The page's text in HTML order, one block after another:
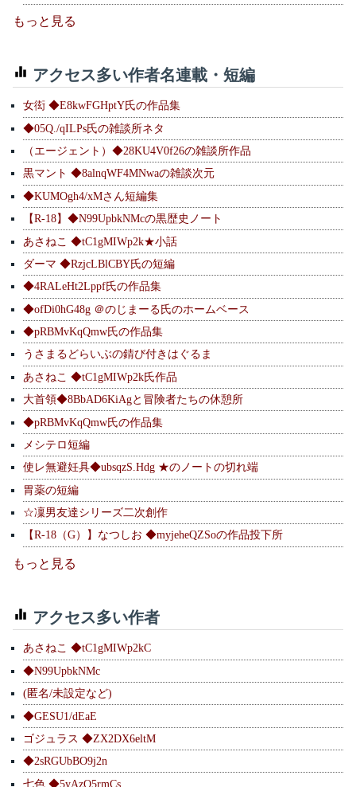
もっと見る
アクセス多い作者名連載・短編
女衒 ◆E8kwFGHptY氏の作品集
◆05Q./qILPs氏の雑談所ネタ
（エージェント）◆28KU4V0f26の雑談所作品
黒マント ◆8alnqWF4MNwaの雑談次元
◆KUMOgh4/xMさん短編集
【R-18】◆N99UpbkNMcの黒歴史ノート
あさねこ ◆tC1gMIWp2k★小話
ダーマ ◆RzjcLBlCBY氏の短編
◆4RALeHt2Lppf氏の作品集
◆ofDi0hG48g ＠のじまーる氏のホームベース
◆pRBMvKqQmw氏の作品集
うさまるどらいぶの錆び付きはぐるま
あさねこ ◆tC1gMIWp2k氏作品
大首領◆8BbAD6KiAgと冒険者たちの休憩所
◆pRBMvKqQmw氏の作品集
メシテロ短編
使レ無避妊具◆ubsqzS.Hdg ★のノートの切れ端
胃薬の短編
☆凜男友達シリーズ二次創作
【R-18（G）】なつしお ◆myjeheQZSoの作品投下所
もっと見る
アクセス多い作者
あさねこ ◆tC1gMIWp2kC
◆N99UpbkNMc
(匿名/未設定など)
◆GESU1/dEaE
ゴジュラス ◆ZX2DX6eltM
◆2sRGUbBO9j2n
七色 ◆5yAzQ5rmCs